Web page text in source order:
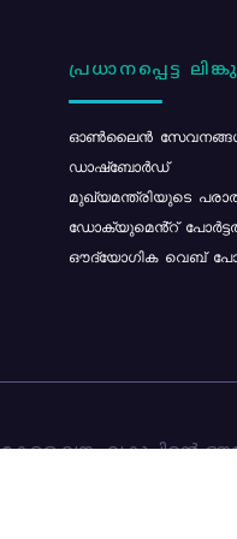
പ്രധാനപ്പെട്ട
ഓൺലൈൻ
ഡാഷ്ബോർഡ്
മുഖ്യമന്ത്രിയുടെ
ഡോക്യുമെൻ്റ്
ഔദ്യോഗിക വെബ്
കേരള വനം വകുപ്പിന്റെ